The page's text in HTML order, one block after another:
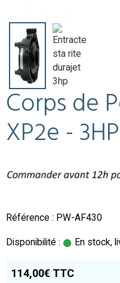
Corps de
XP2e -
Référence : PW-AF430
Disponibilité : En stock,
114,00€ TTC